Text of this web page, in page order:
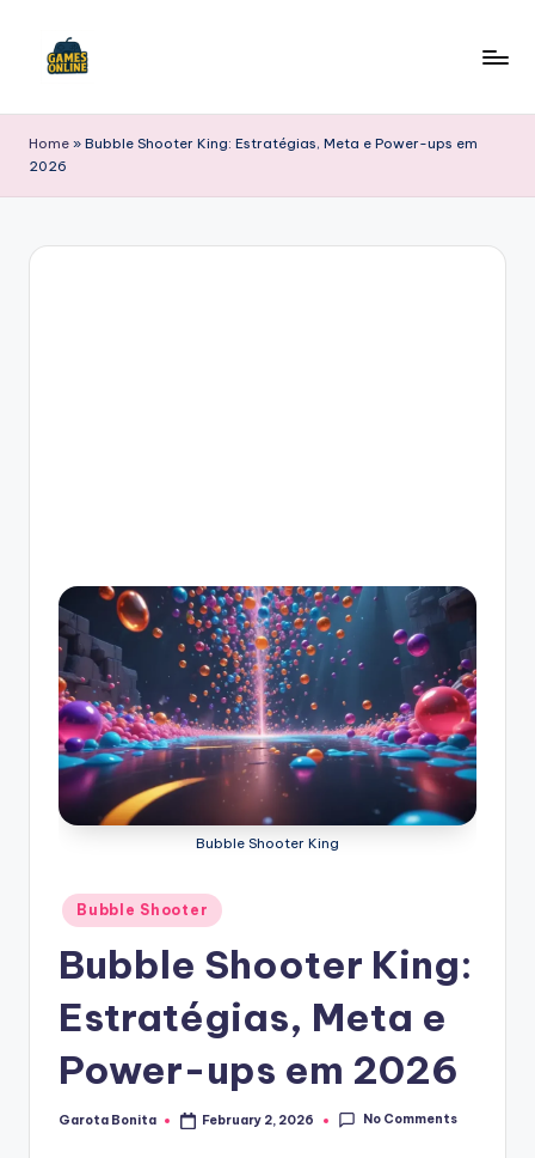
B
Home » Bubble Shooter King: Estratégias, Meta e Power-ups em
2026
Bubble Shooter King
Posted
in
Bubble Shooter
Bubble Shooter King:
Estratégias, Meta e
Power-ups em 2026
Posted
Garota Bonita February 2, 2026 No Comments